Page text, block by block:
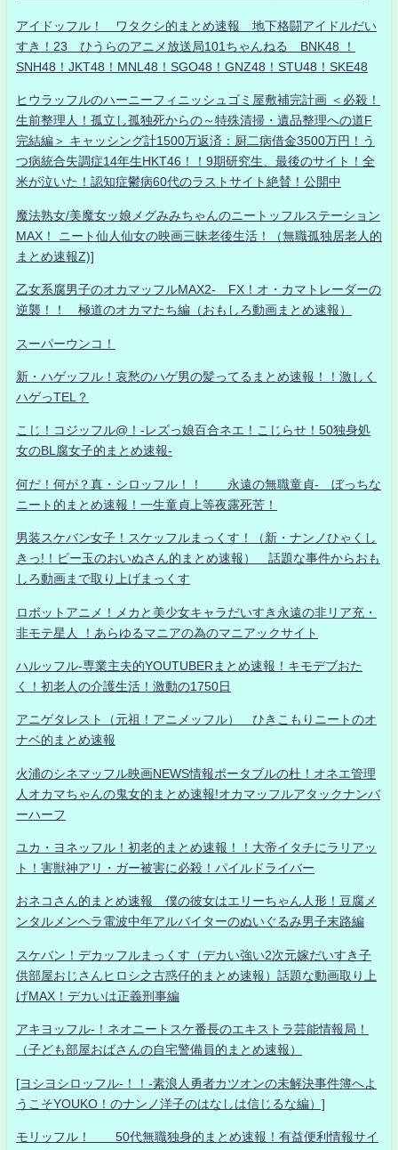
アイドッフル！ ワタクシ的まとめ速報 地下格闘アイドルだい
すき！23 ひうらのアニメ放送局101ちゃんねる BNK48 ！
SNH48！JKT48！MNL48！SGO48！GNZ48！STU48！SKE48
ヒウラッフルのハーニーフィニッシュゴミ屋敷補完計画 ＜必殺！
生前整理人！孤立し孤独死からの～特殊清掃・遺品整理への道F
完結編＞ キャッシング計1500万返済：厨二病借金3500万円！う
つ病統合失調症14年生HKT46！！9期研究生、最後のサイト！全
米が泣いた！認知症鬱病60代のラストサイト絶賛！公開中
魔法熟女/美魔女ッ娘メグみみちゃんのニートッフルステーション
MAX！ ニート仙人仙女の映画三昧老後生活！（無職孤独居老人的
まとめ速報Z)]
乙女系腐男子のオカマッフルMAX2- FX！オ・カマトレーダーの
逆襲！！ 極道のオカマたち編（おもしろ動画まとめ速報）
スーパーウンコ！
新・ハゲッフル！哀愁のハゲ男の髪ってるまとめ速報！！激しく
ハゲっTEL？
こじ！コジッフル@！-レズっ娘百合ネエ！こじらせ！50独身処
女のBL腐女子的まとめ速報-
何だ！何が？真・シロッフル！！ 永遠の無職童貞- ぼっちな
ニート的まとめ速報！一生童貞上等夜露死苦！
男装スケバン女子！スケッフルまっくす！（新・ナンノひゃくし
きっ!！ビー玉のおいぬさん的まとめ速報） 話題な事件からおも
しろ動画まで取り上げまっくす
ロボットアニメ！メカと美少女キャラだいすき永遠の非リア充・
非モテ星人 ！あらゆるマニアの為のマニアックサイト
ハルッフル-専業主夫的YOUTUBERまとめ速報！キモデブおた
く！初老人の介護生活！激動の1750日
アニゲタレスト（元祖！アニメッフル） ひきこもりニートのオ
ナベ的まとめ速報
火浦のシネマッフル映画NEWS情報ポータブルの杜！オネエ管理
人オカマちゃんの鬼女的まとめ速報!オカマッフルアタックナンバ
ーハーフ
ユカ・ヨネッフル！初老的まとめ速報！！大帝イタチにラリアッ
ト！害獣神アリ・ガー被害に必殺！パイルドライバー
おネコさん的まとめ速報 僕の彼女はエリーちゃん人形！豆腐メ
ンタルメンヘラ電波中年アルバイターのぬいぐるみ男子末路編
スケバン！デカッフルまっくす（デカい強い2次元嫁だいすき子
供部屋おじさんヒロシ之古惑仔的まとめ速報）話題な動画取り上
げMAX！デカいは正義刑事編
アキヨッフル-！ネオニートスケ番長のエキストラ芸能情報局！
（子ども部屋おばさんの自宅警備員的まとめ速報）
[ヨシヨシロッフル-！！-素浪人勇者カツオンの未解決事件簿へよ
うこそYOUKO！のナンノ洋子のはなしは信じるな編）]
モリッフル！ 50代無職独身的まとめ速報！有益便利情報サイ